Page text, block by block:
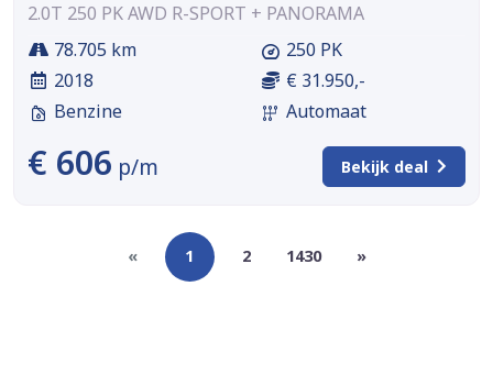
2.0T 250 PK AWD R-SPORT + PANORAMA
78.705 km
2018
Benzine
250 PK
€ 31.950,-
Automaat
€ 606 p/m Bekijk deal
« 1 2 1430 »